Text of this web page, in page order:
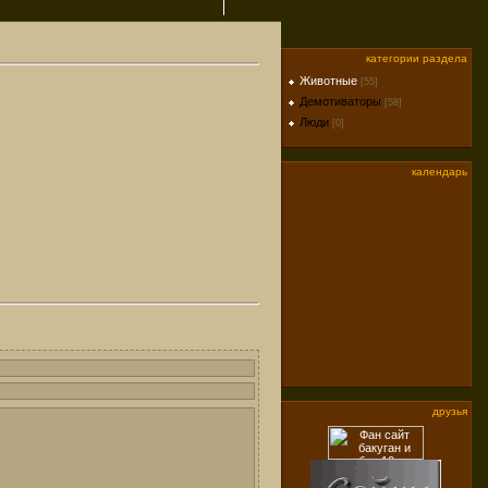
категории раздела
Животные [55]
Демотиваторы [58]
Люди [0]
календарь
друзья